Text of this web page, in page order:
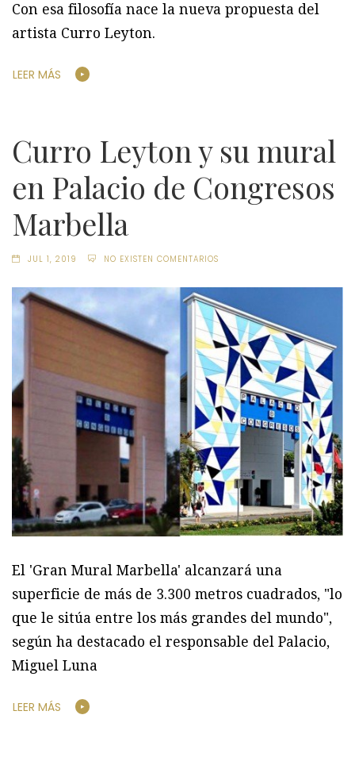
Con esa filosofía nace la nueva propuesta del
artista Curro Leyton.
LEER MÁS
Curro Leyton y su mural
en Palacio de Congresos
Marbella
JUL 1, 2019 NO EXISTEN COMENTARIOS
El 'Gran Mural Marbella' alcanzará una
superficie de más de 3.300 metros cuadrados, "lo
que le sitúa entre los más grandes del mundo",
según ha destacado el responsable del Palacio,
Miguel Luna
LEER MÁS